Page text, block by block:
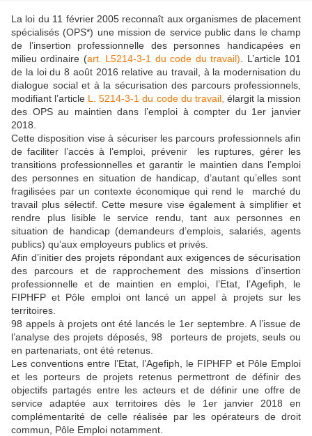
La loi du 11 février 2005 reconnaît aux organismes de placement
spécialisés (OPS*) une mission de service public dans le champ
de l’insertion professionnelle des personnes handicapées en
milieu ordinaire (art. L5214-3-1 du code du travail) . L’article 101
de la loi du 8 août 2016 relative au travail, à la modernisation du
dialogue social et à la sécurisation des parcours professionnels,
modifiant l’article L. 5214-3-1 du code du travail, élargit la mission
des OPS au maintien dans l’emploi à compter du 1er janvier
2018.
Cette disposition vise à sécuriser les parcours professionnels afin
de faciliter l’accès à l’emploi, prévenir les ruptures, gérer les
transitions professionnelles et garantir le maintien dans l’emploi
des personnes en situation de handicap, d’autant qu’elles sont
fragilisées par un contexte économique qui rend le marché du
travail plus sélectif. Cette mesure vise également à simplifier et
rendre plus lisible le service rendu, tant aux personnes en
situation de handicap (demandeurs d’emplois, salariés, agents
publics) qu’aux employeurs publics et privés.
Afin d’initier des projets répondant aux exigences de sécurisation
des parcours et de rapprochement des missions d’insertion
professionnelle et de maintien en emploi, l’Etat, l’Agefiph, le
FIPHFP et Pôle emploi ont lancé un appel à projets sur les
territoires.
98 appels à projets ont été lancés le 1er septembre. A l’issue de
l’analyse des projets déposés, 98 porteurs de projets, seuls ou
en partenariats, ont été retenus.
Les conventions entre l’Etat, l’Agefiph, le FIPHFP et Pôle Emploi
et les porteurs de projets retenus permettront de définir des
objectifs partagés entre les acteurs et de définir une offre de
service adaptée aux territoires dès le 1er janvier 2018 en
complémentarité de celle réalisée par les opérateurs de droit
commun, Pôle Emploi notamment.